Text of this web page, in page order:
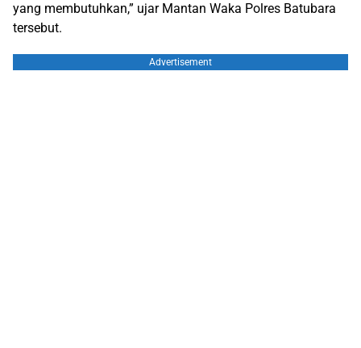
yang membutuhkan,” ujar Mantan Waka Polres Batubara
tersebut.
Advertisement